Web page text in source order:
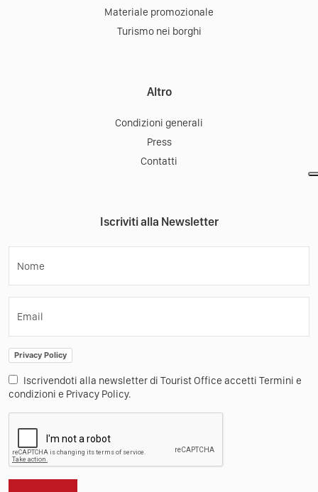
Materiale promozionale
Turismo nei borghi
Altro
Condizioni generali
Press
Contatti
Iscriviti alla Newsletter
Nome
Email
Privacy Policy
Iscrivendoti alla newsletter di Tourist Office accetti Termini e
condizioni e Privacy Policy.